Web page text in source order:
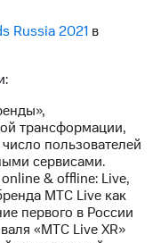
Russia 2021 в
трансформации,
пользователей
сервисами.
& offline: Live,
МТС Live как
первого в России
«МТС Live XR»